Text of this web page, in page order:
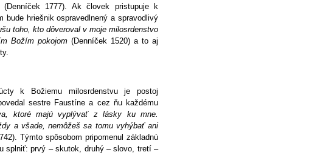
(Denníček 1777). Ak človek pristupuje k
bude hriešnik ospravedlnený a spravodlivý
toho, kto dôveroval v moje milosrdenstvo
Božím pokojom (Denníček 1520) a to aj
k Božiemu milosrdenstvu je postoj
sestre Faustíne a cez ňu každému
ktoré majú vyplývať z lásky ku mne.
a všade, nemôžeš sa tomu vyhýbať ani
Týmto spôsobom pripomenul základnú
splniť: prvý – skutok, druhý – slovo, tretí –